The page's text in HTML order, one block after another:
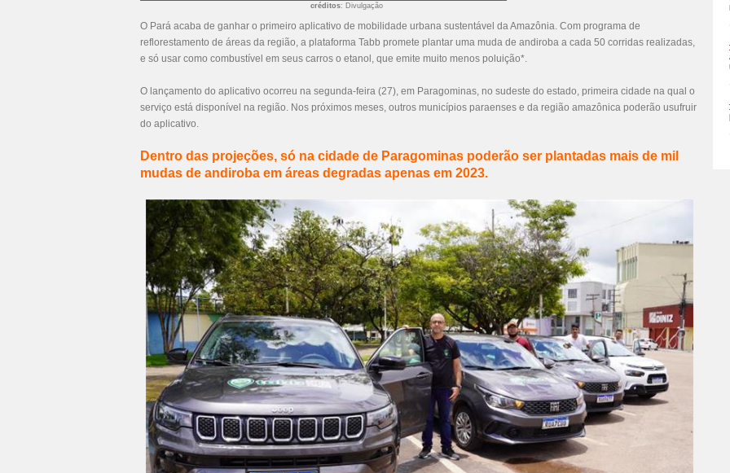
créditos: Divulgação
O Pará acaba de ganhar o primeiro aplicativo de mobilidade urbana sustentável da Amazônia. Com programa de
reflorestamento de áreas da região, a plataforma Tabb promete plantar uma muda de andiroba a cada 50 corridas realizadas,
e só usar como combustível em seus carros o etanol, que emite muito menos poluição*.
O lançamento do aplicativo ocorreu na segunda-feira (27), em Paragominas, no sudeste do estado, primeira cidade na qual o
serviço está disponível na região. Nos próximos meses, outros municípios paraenses e da região amazônica poderão usufruir
do aplicativo.
Dentro das projeções, só na cidade de Paragominas poderão ser plantadas mais de mil
mudas de andiroba em áreas degradas apenas em 2023.